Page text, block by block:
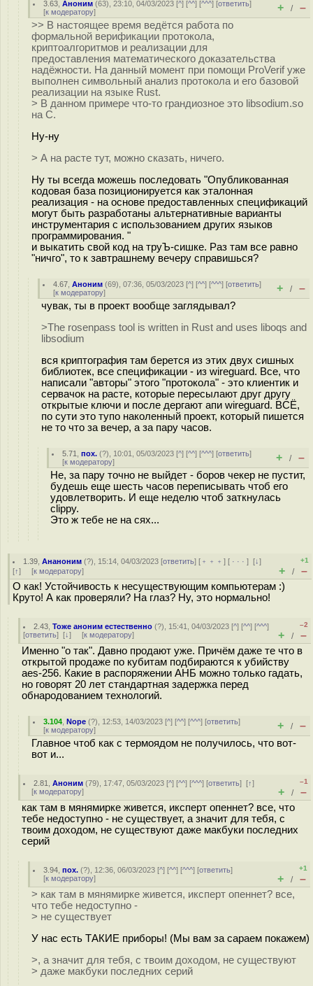
3.63 ,Аноним (63), 23:10, 04/03/2023 [^] [^^] [^^^] [ответить]
[к модератору] + / –
>> В настоящее время ведётся работа по
формальной верификации протокола,
криптоалгоритмов и реализации для
предоставления математического доказательства
надёжности. На данный момент при помощи ProVerif уже
выполнен символьный анализ протокола и его базовой
реализации на языке Rust.
> В данном примере что-то грандиозное это libsodium.so
на C.
Ну-ну
> А на расте тут, можно сказать, ничего.
Ну ты всегда можешь последовать "Опубликованная
кодовая база позиционируется как эталонная
реализация - на основе предоставленных спецификаций
могут быть разработаны альтернативные варианты
инструментария с использованием других языков
программирования. "
и выкатить свой код на труЪ-сишке. Раз там все равно
"ничго", то к завтрашнему вечеру справишься?
4.67 ,Аноним (69), 07:36, 05/03/2023 [^] [^^] [^^^] [ответить]
[к модератору] + / –
чувак, ты в проект вообще заглядывал?
>The rosenpass tool is written in Rust and uses liboqs and
libsodium
вся криптография там берется из этих двух сишных
библиотек, все спецификации - из wireguard. Все, что
написали "авторы" этого "протокола" - это клиентик и
сервачок на расте, которые пересылают друг другу
открытые ключи и после дергают апи wireguard. ВСЁ,
по сути это тупо наколенный проект, который пишется
не то что за вечер, а за пару часов.
5.71 ,пох. (?), 10:01, 05/03/2023 [^] [^^] [^^^] [ответить]
[к модератору] + / –
Не, за пару точно не выйдет - боров чекер не пустит,
будешь еще шесть часов переписывать чтоб его
удовлетворить. И еще неделю чтоб заткнулась
clippy.
Это ж тебе не на сях...
1.39 ,Ананоним (?), 15:14, 04/03/2023 [ответить] [ ﹢﹢﹢] [ · · ·][↓]
[↑] [к модератору]
+1
+ / –
О как! Устойчивость к несуществующим компьютерам :)
Круто! А как проверяли? На глаз? Ну, это нормально!
2.43 ,Тоже аноним естественно (?), 15:41, 04/03/2023 [^] [^^] [^^^]
[ответить] [↓] [к модератору]
–2
+ / –
Именно "о так". Давно продают уже. Причём даже те что в
открытой продаже по кубитам подбираются к убийству
aes-256. Какие в распоряжении АНБ можно только гадать,
но говорят 20 лет стандартная задержка перед
обнародованием технологий.
3.104 ,Nope (?), 12:53, 14/03/2023 [^] [^^] [^^^] [ответить]
[к модератору] + / –
Главное чтоб как с термоядом не получилось, что вот-
вот и...
2.81 ,Аноним (79), 17:47, 05/03/2023 [^] [^^] [^^^] [ответить][↑]
[к модератору]
–1
+ / –
как там в мянямирке живется, иксперт опеннет? все, что
тебе недоступно - не существует, а значит для тебя, с
твоим доходом, не существуют даже макбуки последних
серий
3.94 ,пох. (?), 12:36, 06/03/2023 [^] [^^] [^^^] [ответить]
[к модератору]
+1
+ / –
> как там в мянямирке живется, иксперт опеннет? все,
что тебе недоступно -
> не существует
У нас есть ТАКИЕ приборы! (Мы вам за сараем покажем)
>, а значит для тебя, с твоим доходом, не существуют
> даже макбуки последних серий